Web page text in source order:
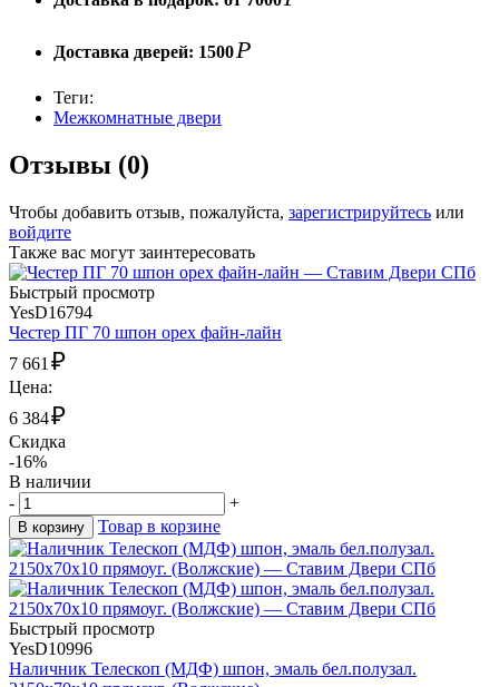
Доставка дверей: 1500Р
Теги:
Межкомнатные двери
Отзывы (0)
Чтобы добавить отзыв, пожалуйста, зарегистрируйтесь или
войдите
Также вас могут заинтересовать
Быстрый просмотр
YesD16794
Честер ПГ 70 шпон орех файн-лайн
7 661₽
Цена:
6 384₽
Скидка
-16%
В наличии
-
+
В корзину Товар в корзине
Быстрый просмотр
YesD10996
Наличник Телескоп (МДФ) шпон, эмаль бел.полузал.